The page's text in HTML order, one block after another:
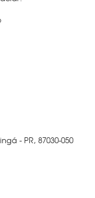
- PR, 87030-050